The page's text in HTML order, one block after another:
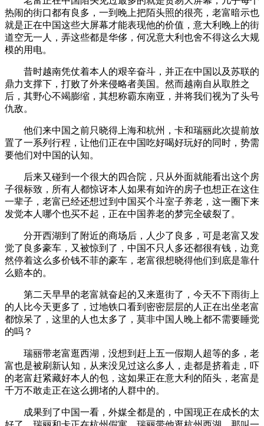
热闹的街口都有良多，一到晚上把陌头照的很亮，老富暗示也
就是正在中国这些大屏幕才能表现他的价值，意大利晚上的街
道空无一人，弄这些都是华侈，何况意大利也舍不得这么大规
模的用电。
昔时越南凭仗着本人的艰辛奋斗，并正在中国以及苏联的
鼎力支撑下，打败了外来侵略者美国。然而越南自从取胜之
后，其野心不竭膨缩，其想称霸东南亚，并将我们视为了头号
仇敌。
他们来中国之前只晓得上海和杭州，卡和瑞丽此次提前放
置了一系列行程，让他们正在中国吃好喝好玩好的同时，势需
要他们对中国的认知。
后来又碰到一个很大的四合院，只从外面就能看出这个房
子很标致，所有人都惊讶本人如果有如许的房子也想正在这住
一辈子，老富已经还想过到中国买个斗室子养老，这一圈下来
发觉本人哪个也买不起，正在中国养老的梦完全破裂了。
分开西湖到了附近的商场后，人少了良多，可是老富又发
觉了良多豪车，又被惊到了，中国不只人多还都很有钱，边竟
然停着这么多价钱不菲的豪车，老富很想晓得他们到底是靠什
么赔本的。
第二天早早的老富就奋起的又来逛街了，今天不下雨街上
的人比今天更多了，过地铁口看到密密层层的人正在出坐老富
都惊呆了，这里的人也太多了，莫非中国人晚上都不需要睡觉
的吗？
瑞丽带老富逛西湖，没想到赶上五一假期人超等的多，老
富也是被刷新认知，从来没见过这么多人，走都是挤着走，吓
的老富赶紧藏好本人的包，这如果正在意大利的陌头，老富是
千万不敢走正在这么拥堵的人群中的。
成果到了中国一看，外媒全都是的，中国现正在成长的太